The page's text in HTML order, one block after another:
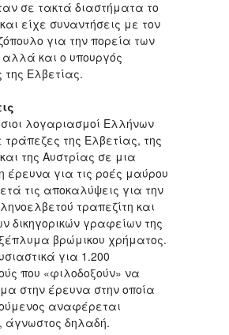
σε τακτά διαστήματα το
είχε συναντήσεις με τον
για την πορεία των
και ο υπουργός
της Ελβετίας.
λογαριασμοί Ελλήνων
τράπεζες της Ελβετίας, της
της Αυστρίας σε μια
έρευνα για τις ροές μαύρου
τις αποκαλύψεις για την
τραπεζίτη και
δικηγορικών γραφείων της
βρώμικου χρήματος.
για 1.200
που «φιλοδοξούν» να
στην έρευνα στην οποία
αναφέρεται
άγνωστος δηλαδή.